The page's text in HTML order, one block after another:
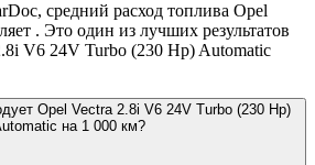
средний расход топлива Opel
. Это один из лучших результатов
V6 24V Turbo (230 Hp) Automatic
Opel Vectra 2.8i V6 24V Turbo (230 Hp)
на 1 000 км?